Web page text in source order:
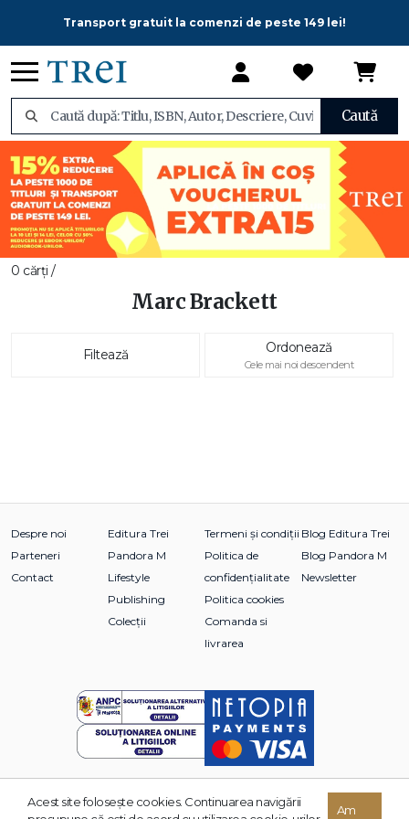
Transport gratuit la comenzi de peste 149 lei!
Caută
0 cărți /
Marc Brackett
Filtează Ordonează
Cele mai noi descendent
Despre noi
Parteneri
Contact
Editura Trei
Pandora M
Lifestyle
Publishing
Colecții
Termeni și condiții
Politica de
confidențialitate
Politica cookies
Comanda si
livrarea
Blog Editura Trei
Blog Pandora M
Newsletter
© 2026 Grupul Editorial TREI. Toate drepturile rezervate.
Acest site foloseşte cookies. Continuarea navigării
Am